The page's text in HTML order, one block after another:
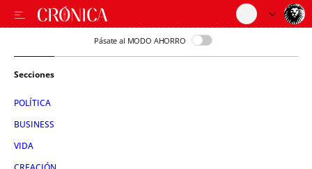
Pásate al MODO AHORRO
Secciones
POLÍTICA
BUSINESS
VIDA